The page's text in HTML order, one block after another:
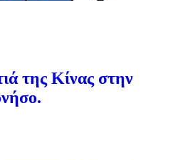
της Κίνας στην